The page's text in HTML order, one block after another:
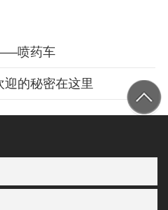
喷药车
的秘密在这里